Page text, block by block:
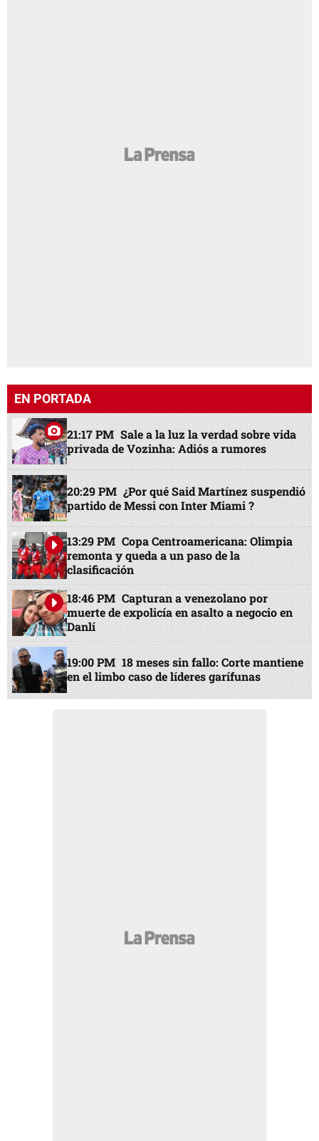
EN PORTADA
21:17 PM Sale a la luz la verdad sobre vida
privada de Vozinha: Adiós a rumores
20:29 PM ¿Por qué Said Martínez suspendió
partido de Messi con Inter Miami ?
13:29 PM Copa Centroamericana: Olimpia
remonta y queda a un paso de la
clasificación
18:46 PM Capturan a venezolano por
muerte de expolicía en asalto a negocio en
Danlí
19:00 PM 18 meses sin fallo: Corte mantiene
en el limbo caso de líderes garífunas